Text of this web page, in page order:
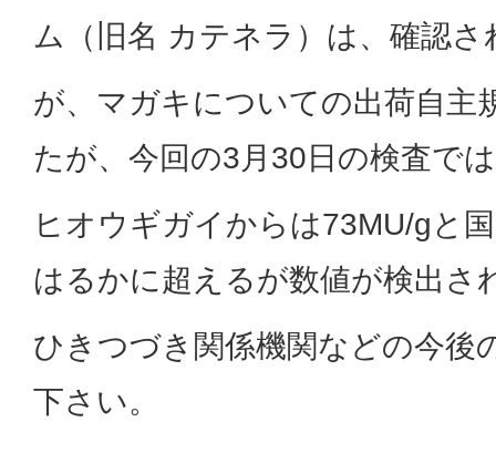
ム（旧名 カテネラ）は、確認
が、マガキについての出荷自主
たが、今回の3月30日の検査で
ヒオウギガイからは73MU/gと
はるかに超えるが数値が検出さ
ひきつづき関係機関などの今後
下さい。